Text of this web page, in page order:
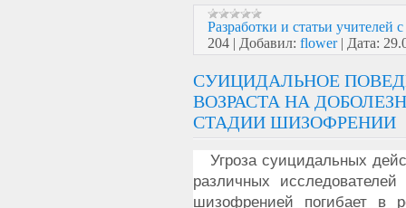
Разработки и статьи учителей
204 | Добавил: flower| Дата:
СУИЦИДАЛЬНОЕ
ВОЗРАСТА НА
СТАДИИ ШИЗОФРЕНИИ
Угроза су­ицидальных
различных
шизофренией погибает в